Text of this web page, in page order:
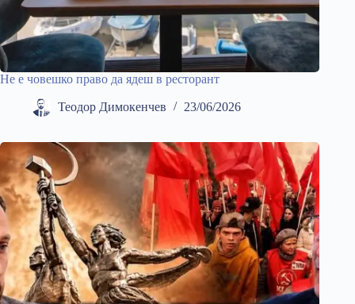
Не е човешко право да ядеш в ресторант
Теодор Димокенчев 23/06/2026